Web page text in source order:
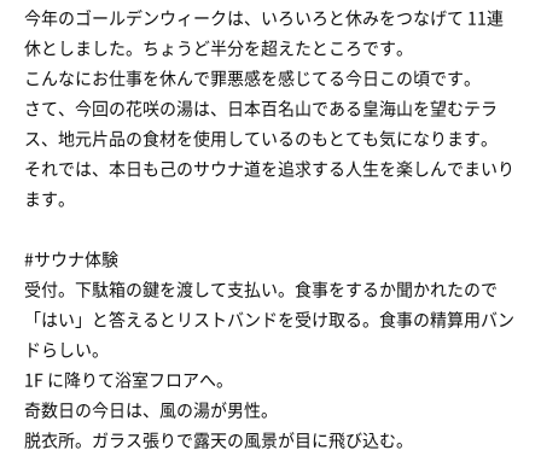
今年のゴールデンウィークは、いろいろと休みをつなげて 11連
休としました。ちょうど半分を超えたところです。
こんなにお仕事を休んで罪悪感を感じてる今日この頃です。
さて、今回の花咲の湯は、日本百名山である皇海山を望むテラ
ス、地元片品の食材を使用しているのもとても気になります。
それでは、本日も己のサウナ道を追求する人生を楽しんでまいり
ます。
#サウナ体験
受付。下駄箱の鍵を渡して支払い。食事をするか聞かれたので
「はい」と答えるとリストバンドを受け取る。食事の精算用バン
ドらしい。
1F に降りて浴室フロアへ。
奇数日の今日は、風の湯が男性。
脱衣所。ガラス張りで露天の風景が目に飛び込む。